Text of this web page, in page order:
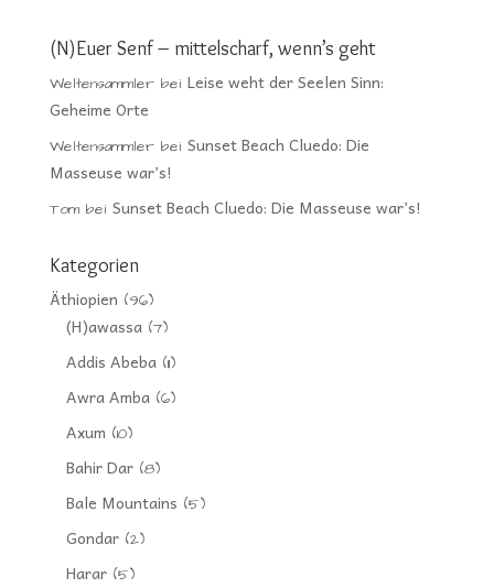
(N)Euer Senf – mittelscharf, wenn’s geht
Weltensammlerbei Leise weht der Seelen Sinn:
Geheime Orte
Weltensammlerbei Sunset Beach Cluedo: Die
Masseuse war’s!
Tombei Sunset Beach Cluedo: Die Masseuse war’s!
Kategorien
Äthiopien (96)
(H)awassa(7)
Addis Abeba(11)
Awra Amba(6)
Axum (10)
Bahir Dar(8)
Bale Mountains (5)
Gondar(2)
Harar(5)